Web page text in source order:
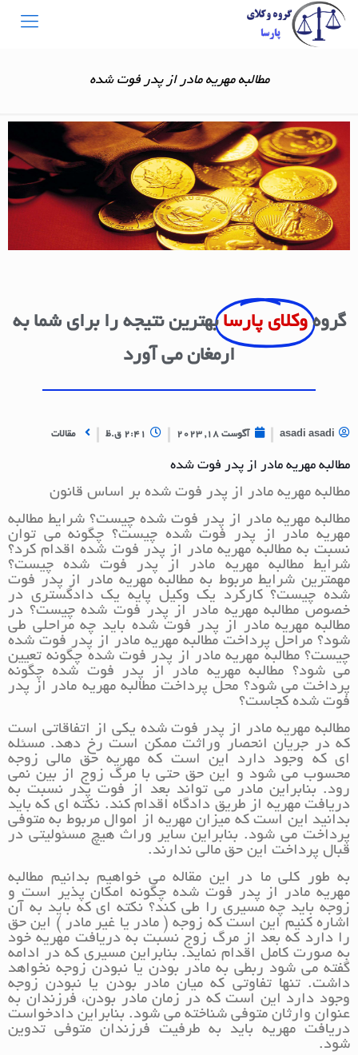
مطالبه مهریه مادر از پدر فوت شده
گروه وکلای پارسا بهترین نتیجه را برای شما به
ارمغان می آورد
asadi asadi آگوست 18, 2023 2:41 ق.ظ مقالات
مطالبه مهریه مادر از پدر فوت شده
مطالبه مهریه مادر از پدر فوت شده بر اساس قانون
مطالبه مهریه مادر از پدر فوت شده چیست؟ شرایط مطالبه
مهریه مادر از پدر فوت شده چیست؟ چگونه می توان
نسبت به مطالبه مهریه مادر از پدر فوت شده اقدام کرد؟
شرایط مطالبه مهریه مادر از پدر فوت شده چیست؟
مهمترین شرایط مربوط به مطالبه مهریه مادر از پدر فوت
شده چیست؟ کارکرد یک وکیل پایه یک دادگستری در
خصوص مطالبه مهریه مادر از پدر فوت شده چیست؟ در
مطالبه مهریه مادر از پدر فوت شده باید چه مراحلی طی
شود؟ مراحل پرداخت مطالبه مهریه مادر از پدر فوت شده
چیست؟ مطالبه مهریه مادر از پدر فوت شده چگونه تعیین
می شود؟ مطالبه مهریه مادر از پدر فوت شده چگونه
پرداخت می شود؟ محل پرداخت مطالبه مهریه مادر از پدر
فوت شده کجاست؟
مطالبه مهریه مادر از پدر فوت شده یکی از اتفاقاتی است
که در جریان انحصار وراثت ممکن است رخ دهد. مسئله
ای که وجود دارد این است که مهریه حق مالی زوجه
محسوب می شود و این حق حتی با مرگ زوج از بین نمی
رود. بنابراین مادر می تواند بعد از فوت پدر نسبت به
دریافت مهریه از طریق دادگاه اقدام کند. نکته ای که باید
بدانید این است که میزان مهریه از اموال مربوط به متوفی
پرداخت می شود. بنابراین سایر وراث هیچ مسئولیتی در
قبال پرداخت این حق مالی ندارند.
به طور کلی ما در این مقاله می خواهیم بدانیم مطالبه
مهریه مادر از پدر فوت شده چگونه امکان پذیر است و
زوجه باید چه مسیری را طی کند؟ نکته ای که باید به آن
اشاره کنیم این است که زوجه ( مادر یا غیر مادر ) این حق
را دارد که بعد از مرگ زوج نسبت به دریافت مهریه خود
به صورت کامل اقدام نماید. بنابراین مسیری که در ادامه
گفته می شود ربطی به مادر بودن یا نبودن زوجه نخواهد
داشت. تنها تفاوتی که میان مادر بودن یا نبودن زوجه
وجود دارد این است که در زمان مادر بودن، فرزندان به
عنوان وارثان متوفی شناخته می شود. بنابراین دادخواست
دریافت مهریه باید به طرفیت فرزندان متوفی تدوین
شود.